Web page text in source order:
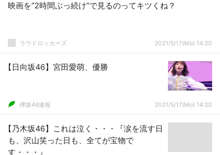
映画を“2時間ぶっ続け”で見るのってキツくね？
ラウドロッカーズ 2021/5/17(Mo) 14:20
【日向坂46】宮田愛萌、優勝
欅坂46速報 2021/5/17(Mo) 14:20
【乃木坂46】これは泣く・・・『涙を流す日
も、沢山笑った日も、全てが宝物で
す・・・』